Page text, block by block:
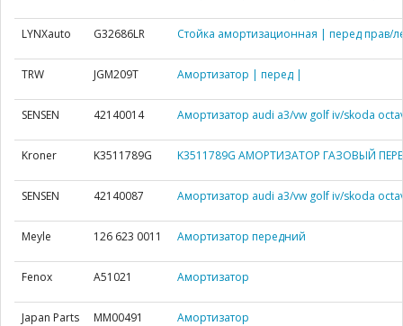
LYNXauto G32686LR Стойка амортизационная | перед прав/
TRW JGM209T Амортизатор | перед |
SENSEN 42140014 Амортизатор audi a3/vw golf iv/skoda
Kroner K3511789G K3511789G АМОРТИЗАТОР ГАЗОВЫЙ
SENSEN 42140087 Амортизатор audi a3/vw golf iv/skoda
Meyle 126 623 0011 Амортизатор передний
Fenox A51021 Амортизатор
Japan Parts MM00491 Амортизатор